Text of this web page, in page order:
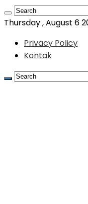
Thursday , August 6
Privacy Policy
Kontak